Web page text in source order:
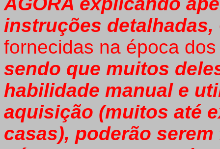
instruções detalhadas,
fornecidas na época
sendo que muitos
habilidade manual e
aquisição (muitos até
casas), poderão